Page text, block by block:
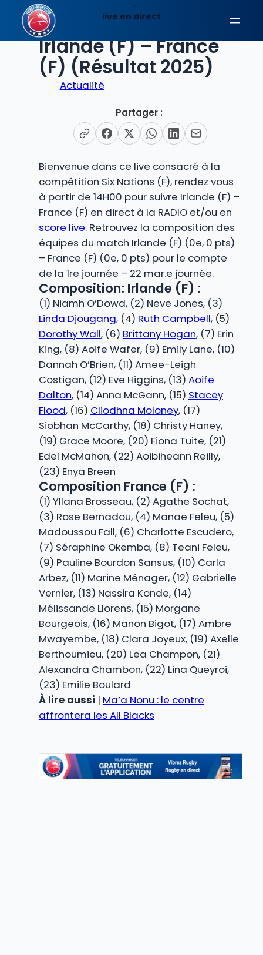
contenu
EN DIRECT
Irlande (F) – France
(F) (Résultat 2025)
Actualité
Partager :
Bienvenue dans ce live consacré à la
compétition Six Nations (F), rendez vous
à partir de 14H00 pour suivre Irlande (F) –
France (F) en direct à la RADIO et/ou en
score live. Retrouvez la composition des
équipes du match Irlande (F) (0e, 0 pts)
– France (F) (0e, 0 pts) pour le compte
de la 1re journée – 22 mar.e journée.
Composition: Irlande (F) :
(1) Niamh O’Dowd, (2) Neve Jones, (3)
Linda Djougang, (4) Ruth Campbell, (5)
Dorothy Wall, (6) Brittany Hogan, (7) Erin
King, (8) Aoife Wafer, (9) Emily Lane, (10)
Dannah O’Brien, (11) Amee-Leigh
Costigan, (12) Eve Higgins, (13) Aoife
Dalton, (14) Anna McGann, (15) Stacey
Flood, (16) Cliodhna Moloney, (17)
Siobhan McCarthy, (18) Christy Haney,
(19) Grace Moore, (20) Fiona Tuite, (21)
Edel McMahon, (22) Aoibiheann Reilly,
(23) Enya Breen
Composition France (F) :
(1) Yllana Brosseau, (2) Agathe Sochat,
(3) Rose Bernadou, (4) Manae Feleu, (5)
Madoussou Fall, (6) Charlotte Escudero,
(7) Séraphine Okemba, (8) Teani Feleu,
(9) Pauline Bourdon Sansus, (10) Carla
Arbez, (11) Marine Ménager, (12) Gabrielle
Vernier, (13) Nassira Konde, (14)
Mélissande Llorens, (15) Morgane
Bourgeois, (16) Manon Bigot, (17) Ambre
Mwayembe, (18) Clara Joyeux, (19) Axelle
Berthoumieu, (20) Lea Champon, (21)
Alexandra Chambon, (22) Lina Queyroi,
(23) Emilie Boulard
À lire aussi | Ma’a Nonu : le centre
affrontera les All Blacks
live en direct